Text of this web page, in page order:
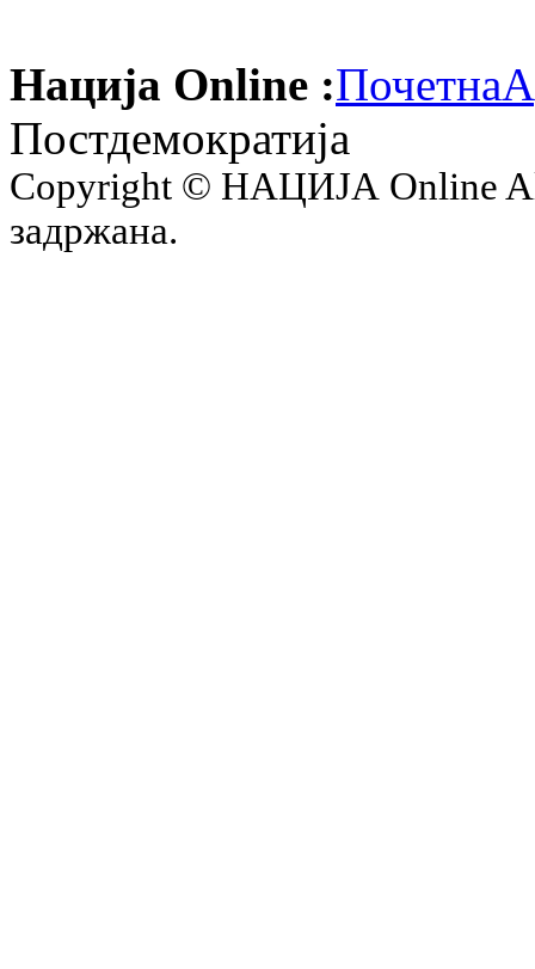
Нација Online :Почетна
Постдемократија
Copyright © НАЦИЈА Online
задржана.